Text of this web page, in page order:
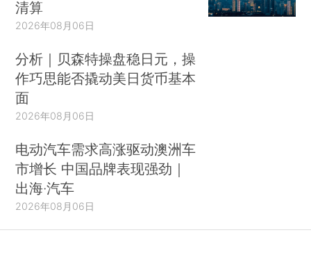
清算
2026年08月06日
分析｜贝森特操盘稳日元，操
作巧思能否撬动美日货币基本
面
2026年08月06日
电动汽车需求高涨驱动澳洲车
市增长 中国品牌表现强劲｜
出海·汽车
2026年08月06日